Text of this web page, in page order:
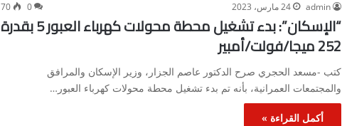
admin 24 مارس، 2023 0
70
“الإسكان”: بدء تشغيل محطة محولات كهرباء العبور 5 بقدرة
252 ميجا/فولت/أمبير
كتب -مسعد الحجري صرح الدكتور عاصم الجزار، وزير الإسكان والمرافق
والمجتمعات العمرانية، بأنه تم بدء تشغيل محطة محولات كهرباء العبور…
أكمل القراءة »